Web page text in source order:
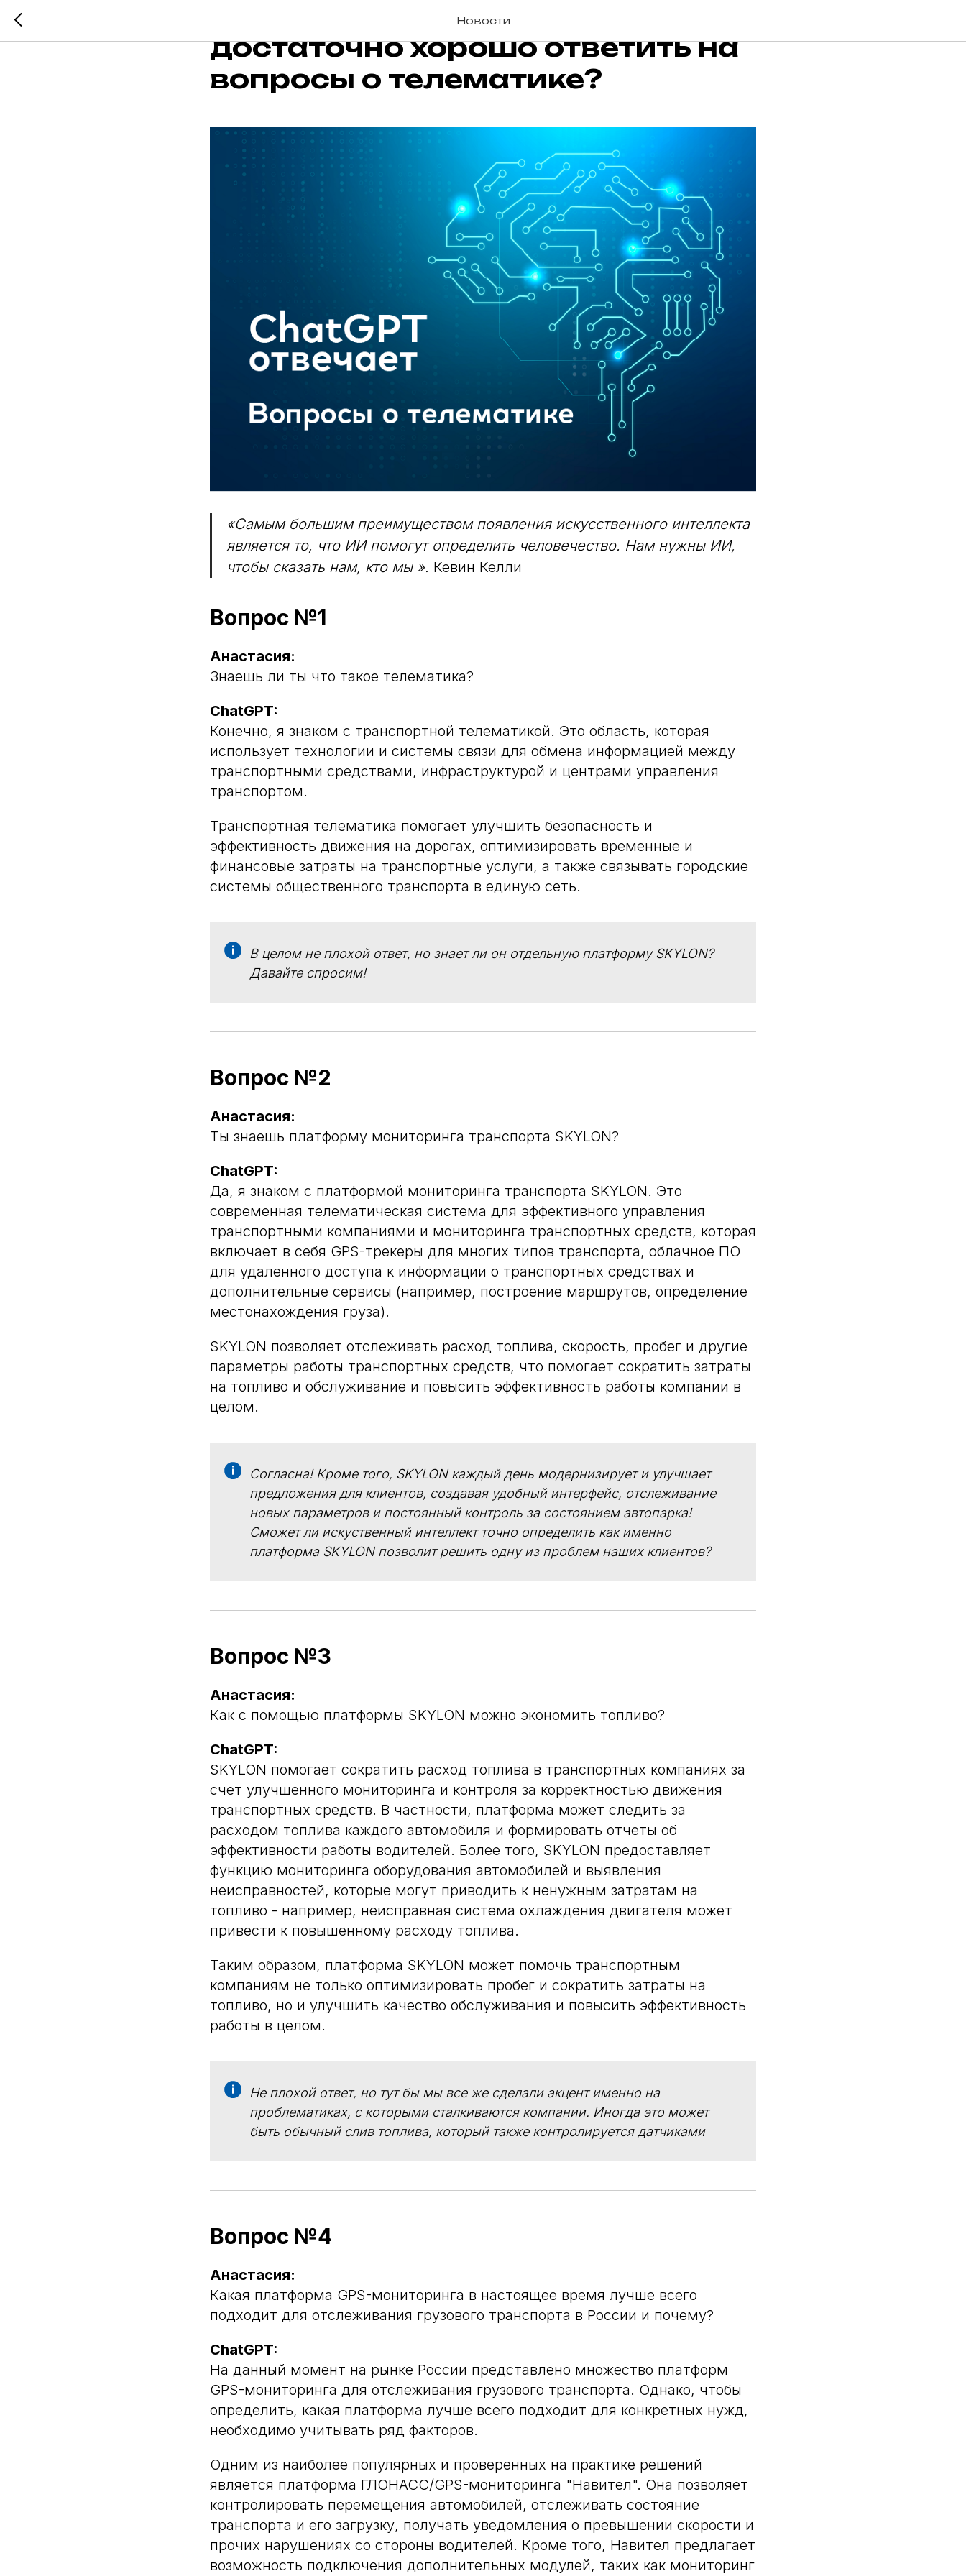
Новости
Сможет ли популярный ChatGPT
достаточно хорошо ответить на
вопросы о телематике?
«Самым большим преимуществом появления искусственного интеллекта
является то, что ИИ помогут определить человечество. Нам нужны ИИ,
чтобы сказать нам, кто мы ». Кевин Келли
Вопрос №1
Анастасия:
Знаешь ли ты что такое телематика?
ChatGPT:
Конечно, я знаком с транспортной телематикой. Это область, которая
использует технологии и системы связи для обмена информацией между
транспортными средствами, инфраструктурой и центрами управления
транспортом.
Транспортная телематика помогает улучшить безопасность и
эффективность движения на дорогах, оптимизировать временные и
финансовые затраты на транспортные услуги, а также связывать городские
системы общественного транспорта в единую сеть.
В целом не плохой ответ, но знает ли он отдельную платформу SKYLON?
Давайте спросим!
Вопрос №2
Анастасия:
Ты знаешь платформу мониторинга транспорта SKYLON?
ChatGPT:
Да, я знаком с платформой мониторинга транспорта SKYLON. Это
современная телематическая система для эффективного управления
транспортными компаниями и мониторинга транспортных средств, которая
включает в себя GPS-трекеры для многих типов транспорта, облачное ПО
для удаленного доступа к информации о транспортных средствах и
дополнительные сервисы (например, построение маршрутов, определение
местонахождения груза).
SKYLON позволяет отслеживать расход топлива, скорость, пробег и другие
параметры работы транспортных средств, что помогает сократить затраты
на топливо и обслуживание и повысить эффективность работы компании в
целом.
Согласна! Кроме того, SKYLON каждый день модернизирует и улучшает
предложения для клиентов, создавая удобный интерфейс, отслеживание
новых параметров и постоянный контроль за состоянием автопарка!
Сможет ли искуственный интеллект точно определить как именно
платформа SKYLON позволит решить одну из проблем наших клиентов?
Вопрос №3
Анастасия:
Как с помощью платформы SKYLON можно экономить топливо?
ChatGPT:
SKYLON помогает сократить расход топлива в транспортных компаниях за
счет улучшенного мониторинга и контроля за корректностью движения
транспортных средств. В частности, платформа может следить за
расходом топлива каждого автомобиля и формировать отчеты об
эффективности работы водителей. Более того, SKYLON предоставляет
функцию мониторинга оборудования автомобилей и выявления
неисправностей, которые могут приводить к ненужным затратам на
топливо - например, неисправная система охлаждения двигателя может
привести к повышенному расходу топлива.
Таким образом, платформа SKYLON может помочь транспортным
компаниям не только оптимизировать пробег и сократить затраты на
топливо, но и улучшить качество обслуживания и повысить эффективность
работы в целом.
Не плохой ответ, но тут бы мы все же сделали акцент именно на
проблематиках, с которыми сталкиваются компании. Иногда это может
быть обычный слив топлива, который также контролируется датчиками
Вопрос №4
Анастасия:
Какая платформа GPS-мониторинга в настоящее время лучше всего
подходит для отслеживания грузового транспорта в России и почему?
ChatGPT:
На данный момент на рынке России представлено множество платформ
GPS-мониторинга для отслеживания грузового транспорта. Однако, чтобы
определить, какая платформа лучше всего подходит для конкретных нужд,
необходимо учитывать ряд факторов.
Одним из наиболее популярных и проверенных на практике решений
является платформа ГЛОНАСС/GPS-мониторинга "Навител". Она позволяет
контролировать перемещения автомобилей, отслеживать состояние
транспорта и его загрузку, получать уведомления о превышении скорости и
прочих нарушениях со стороны водителей. Кроме того, Навител предлагает
возможность подключения дополнительных модулей, таких как мониторинг